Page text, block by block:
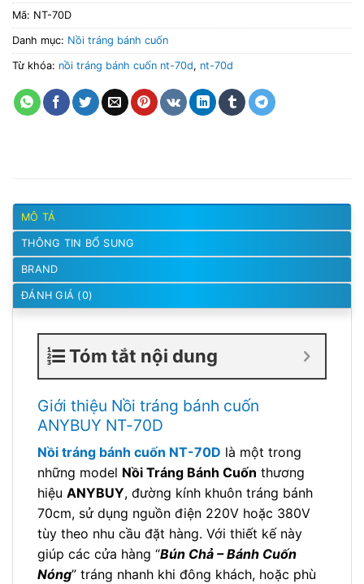
Mã: NT-70D
Danh mục: Nồi tráng bánh cuốn
Từ khóa: nồi tráng bánh cuốn nt-70d, nt-70d
MÔ TẢ
THÔNG TIN BỔ SUNG
BRAND
ĐÁNH GIÁ (0)
Tóm tắt nội dung
Giới thiệu Nồi tráng bánh cuốn
ANYBUY NT-70D
Nồi tráng bánh cuốn NT-70D là một trong
những model Nồi Tráng Bánh Cuốn thương
hiệu ANYBUY, đường kính khuôn tráng bánh
70cm, sử dụng nguồn điện 220V hoặc 380V
tùy theo nhu cầu đặt hàng. Với thiết kế này
giúp các cửa hàng “Bún Chả – Bánh Cuốn
Nóng” tráng nhanh khi đông khách, hoặc phù